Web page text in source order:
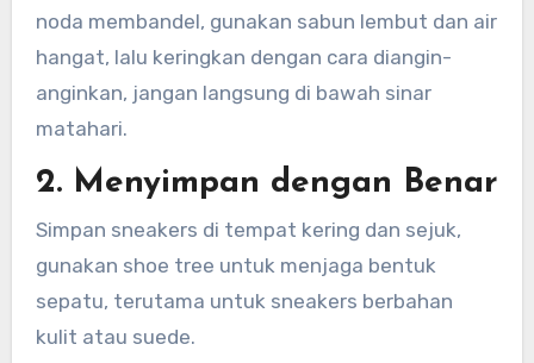
noda membandel, gunakan sabun lembut dan air
hangat, lalu keringkan dengan cara diangin-
anginkan, jangan langsung di bawah sinar
matahari.
2. Menyimpan dengan Benar
Simpan sneakers di tempat kering dan sejuk,
gunakan shoe tree untuk menjaga bentuk
sepatu, terutama untuk sneakers berbahan
kulit atau suede.